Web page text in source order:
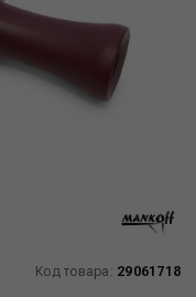
Код товара: 29061718